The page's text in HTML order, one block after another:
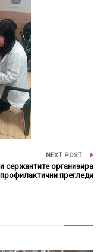
NEXT POST
организира
прегледи